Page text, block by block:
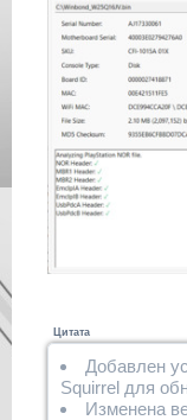
Цитата
Добавлен
Squirrel для
Изменена